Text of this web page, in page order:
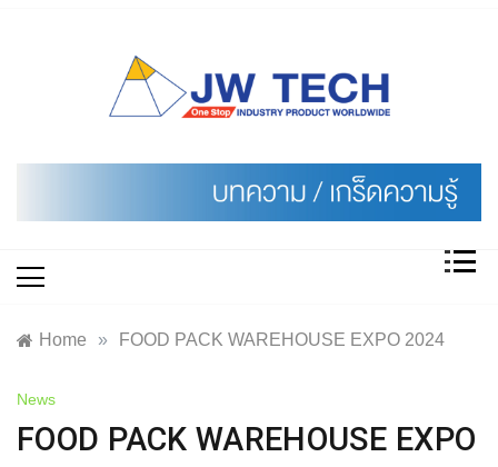
Home » FOOD PACK WAREHOUSE EXPO 2024
News
FOOD PACK WAREHOUSE EXPO